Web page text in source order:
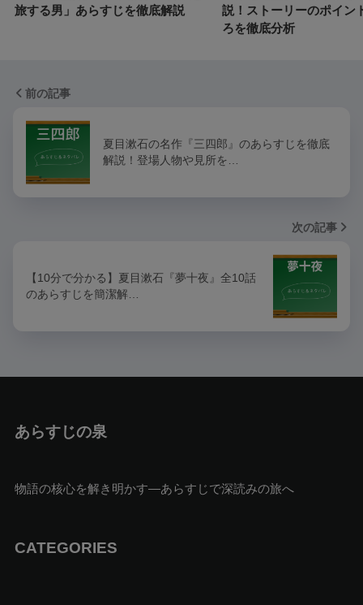
旅する男」あらすじを徹底解説
説！ストーリーのポイン
ろを徹底分析
前の記事
夏目漱石の名作『三四郎』のあらすじを徹底
解説！登場人物や見所を…
次の記事
【10分で分かる】夏目漱石『夢十夜』全10話
のあらすじを簡潔解…
あらすじの泉
物語の核心を解き明かす—あらすじで深読みの旅へ
CATEGORIES